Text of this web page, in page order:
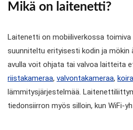
Mikä on laitenetti?
Laitenetti on mobiiliverkossa toimiva
suunniteltu erityisesti kodin ja mökin
avulla voit ohjata tai valvoa laitteita
riistakameraa, valvontakameraa,
lämmitysjärjestelmää.
tiedonsiirron myös silloin, kun WiFi-